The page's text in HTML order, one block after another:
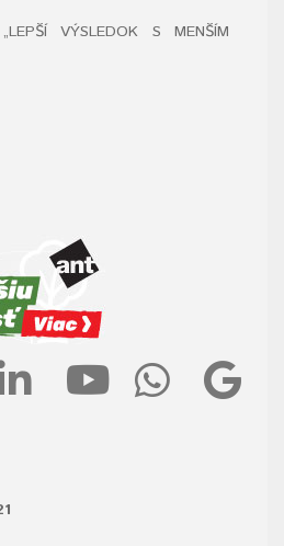
VÝSLEDOK S MENŠÍM